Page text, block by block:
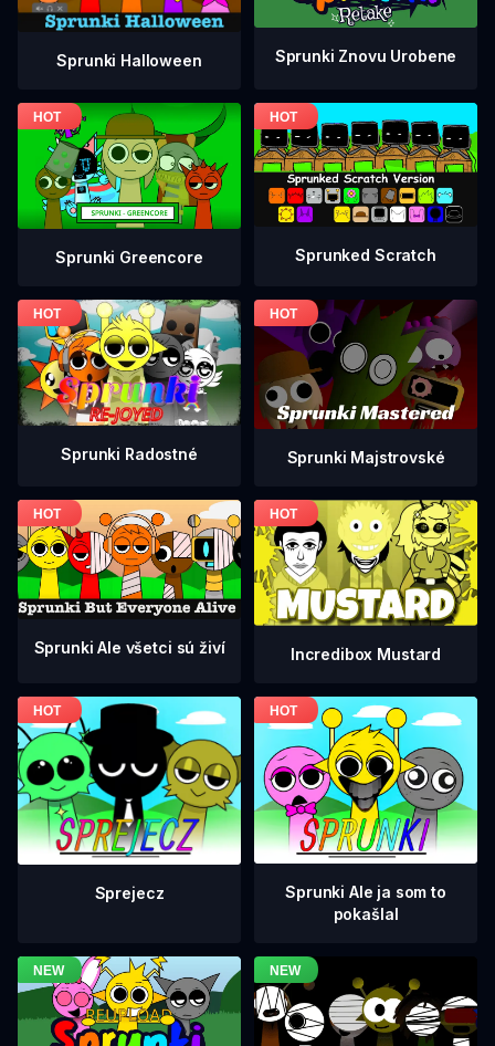
Sprunki Halloween Sprunki Znovu Urobene
Sprunki Greencore Sprunked Scratch
Sprunki Radostné Sprunki Majstrovské
Sprunki Ale všetci sú živí Incredibox Mustard
Sprejecz
Sprunki Ale ja som to
pokašlal